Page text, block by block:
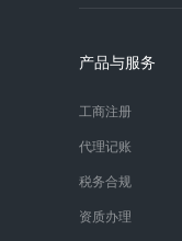
产品与服务
工商注册
代理记账
税务合规
资质办理